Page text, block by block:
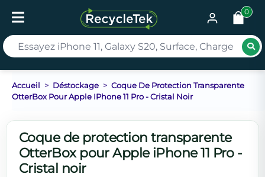
0
Accueil Déstockage
Coque De Protection Transparente
OtterBox Pour Apple IPhone 11 Pro - Cristal Noir
Coque de protection transparente
OtterBox pour Apple iPhone 11 Pro -
Cristal noir